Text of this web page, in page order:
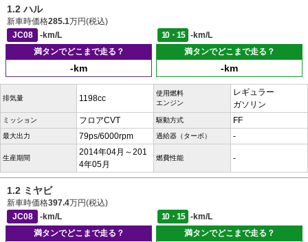
1.2 ハル
新車時価格285.1万円(税込)
JC08
-km/L 10・15
-km/L
満タンでどこまで走る？
-km
満タンでどこまで走る？
-km
排気量 1198cc
使用燃料
エンジン
レギュラー
ガソリン
ミッション フロアCVT 駆動方式 FF
最大出力 79ps/6000rpm 過給器（ターボ） -
生産期間
2014年04月～201
4年05月
燃費性能 -
1.2 ミヤビ
新車時価格397.4万円(税込)
JC08
-km/L 10・15
-km/L
満タンでどこまで走る？
満タンでどこまで走る？